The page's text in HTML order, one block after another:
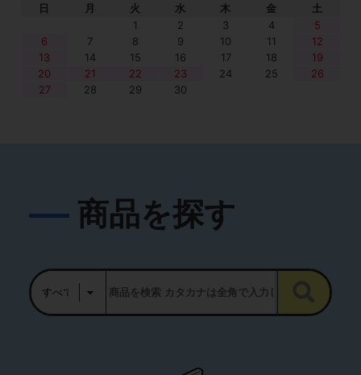
日
月 火 水 木 金
土
1
2 3 4
5
6
7 8 9 10 11
12
13
14 15 16 17 18
19
20
21 22 23 24 25
26
27
28 29 30
商品を探す